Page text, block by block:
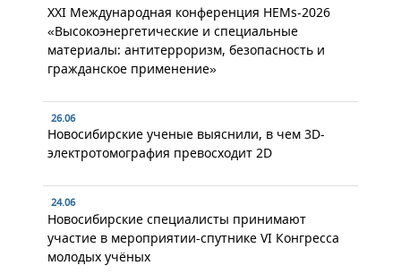
XXI Международная конференция HEMs-2026
«Высокоэнергетические и специальные
материалы: антитерроризм, безопасность и
гражданское применение»
26.06
Новосибирские ученые выяснили, в чем 3D-
электротомография превосходит 2D
24.06
Новосибирские специалисты принимают
участие в мероприятии-спутнике VI Конгресса
молодых учёных